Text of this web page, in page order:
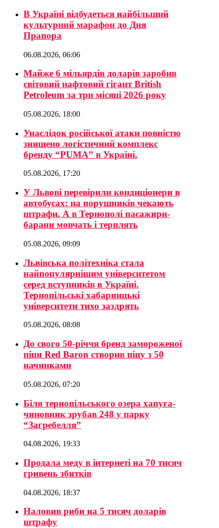
В Україні відбудеться найбільший
культурний марафон до Дня
Прапора
06.08.2026, 06:06
Майже 6 мільярдів доларів заробив
світовий нафтовий гігант British
Petroleum за три місяці 2026 року
05.08.2026, 18:00
Унаслідок російської атаки повністю
знищено логістичний комплекс
бренду “PUMA” в Україні.
05.08.2026, 17:20
У Львові перевірили кондиціонери в
автобусах: на порушників чекають
штрафи. А в Тернополі пасажири-
барани мовчать і терплять
05.08.2026, 09:09
Львівська політехніка стала
найпопулярнішим університетом
серед вступників в Україні.
Тернопільські хабарницькі
університети тихо заздрять
05.08.2026, 08:08
До свого 50-річчя бренд замороженої
піци Red Baron створив піцу з 50
начинками
05.08.2026, 07:20
Біля тернопільського озера хапуга-
чиновник зрубав 248 у парку
“Загребелля”
04.08.2026, 19:33
Продала меду в інтернеті на 70 тисяч
гривень збитків
04.08.2026, 18:37
Наловив риби на 5 тисяч доларів
штрафу